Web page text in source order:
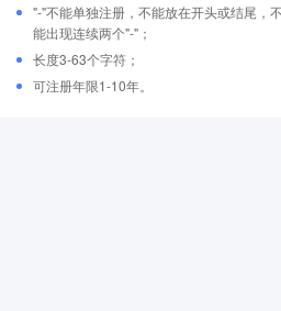
"-"不能单独注册，不能放在开头或结尾，
能出现连续两个"-"；
长度3-63个字符；
可注册年限1-10年。